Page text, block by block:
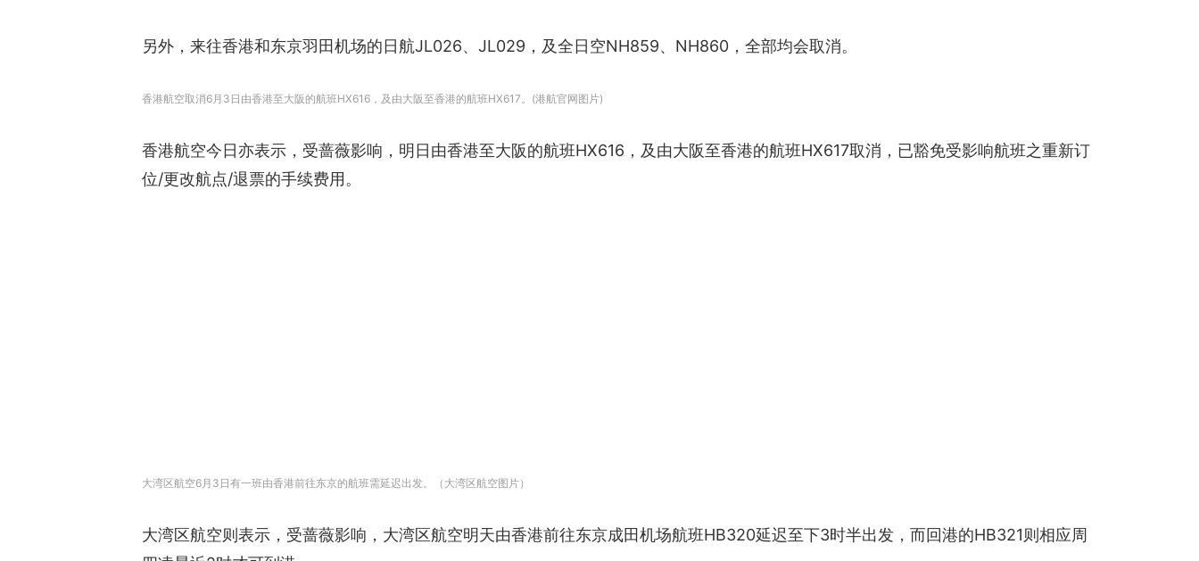
另外，来往香港和东京羽田机场的日航JL026、JL029，及全日空NH859、NH860，全部均会取消。
香港航空取消6月3日由香港至大阪的航班HX616，及由大阪至香港的航班HX617。(港航官网图片)
香港航空今日亦表示，受蔷薇影响，明日由香港至大阪的航班HX616，及由大阪至香港的航班HX617取消，已豁免受影响航班之重新订
位/更改航点/退票的手续费用。
大湾区航空6月3日有一班由香港前往东京的航班需延迟出发。（大湾区航空图片）
大湾区航空则表示，受蔷薇影响，大湾区航空明天由香港前往东京成田机场航班HB320延迟至下3时半出发，而回港的HB321则相应周